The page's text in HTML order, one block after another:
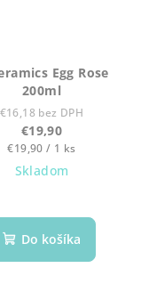
Egg Rose
200ml
€16,18 bez DPH
€19,90
Jednotková
cena:
€19,90 / 1 ks
Skladom
Do košíka